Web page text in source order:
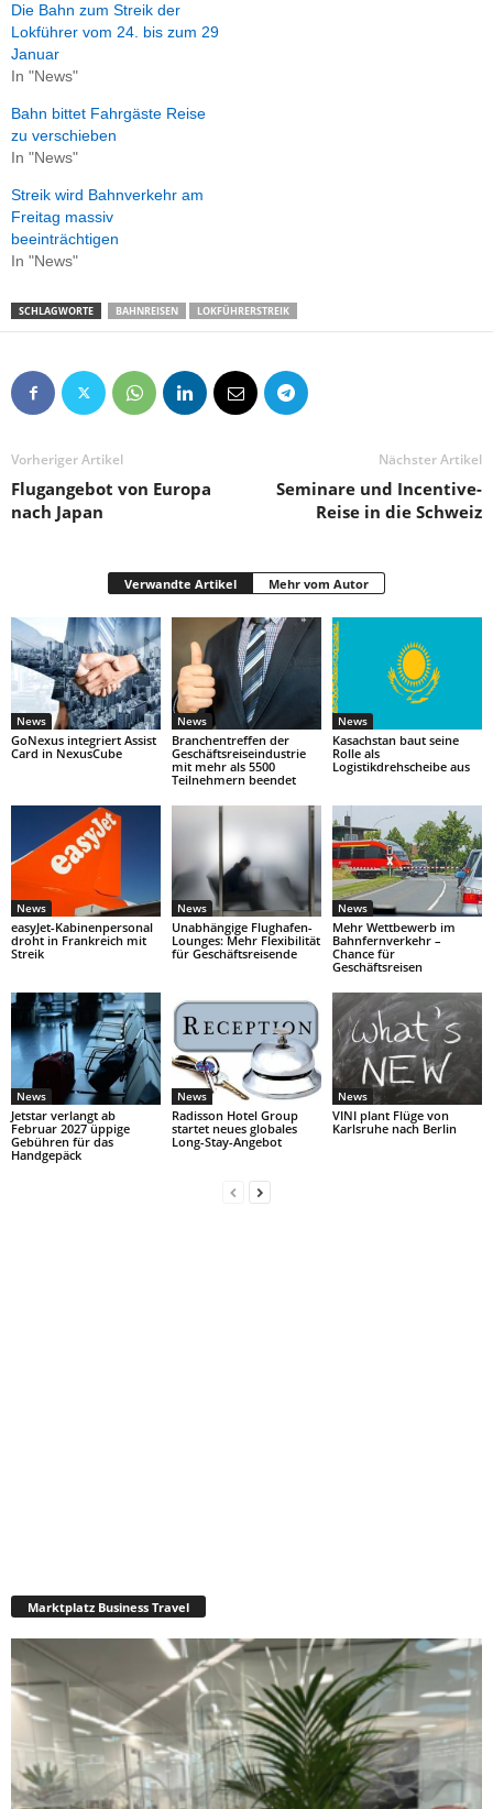
Die Bahn zum Streik der
Lokführer vom 24. bis zum 29
Januar
In "News"
Bahn bittet Fahrgäste Reise
zu verschieben
In "News"
Streik wird Bahnverkehr am
Freitag massiv
beeinträchtigen
In "News"
SCHLAGWORTE BAHNREISEN LOKFÜHRERSTREIK
Vorheriger Artikel
Flugangebot von Europa
nach Japan
Nächster Artikel
Seminare und Incentive-
Reise in die Schweiz
Verwandte Artikel Mehr vom Autor
News
GoNexus integriert Assist
Card in NexusCube
News
Branchentreffen der
Geschäftsreiseindustrie
mit mehr als 5500
Teilnehmern beendet
News
Kasachstan baut seine
Rolle als
Logistikdrehscheibe aus
News
easyJet-Kabinenpersonal
droht in Frankreich mit
Streik
News
Unabhängige Flughafen-
Lounges: Mehr Flexibilität
für Geschäftsreisende
News
Mehr Wettbewerb im
Bahnfernverkehr –
Chance für
Geschäftsreisen
News
Jetstar verlangt ab
Februar 2027 üppige
Gebühren für das
Handgepäck
News
Radisson Hotel Group
startet neues globales
Long-Stay-Angebot
News
VINI plant Flüge von
Karlsruhe nach Berlin
Marktplatz Business Travel